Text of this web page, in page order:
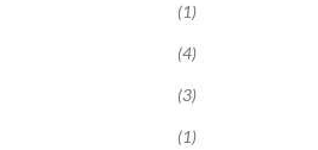
(1)
(4)
(3)
(1)